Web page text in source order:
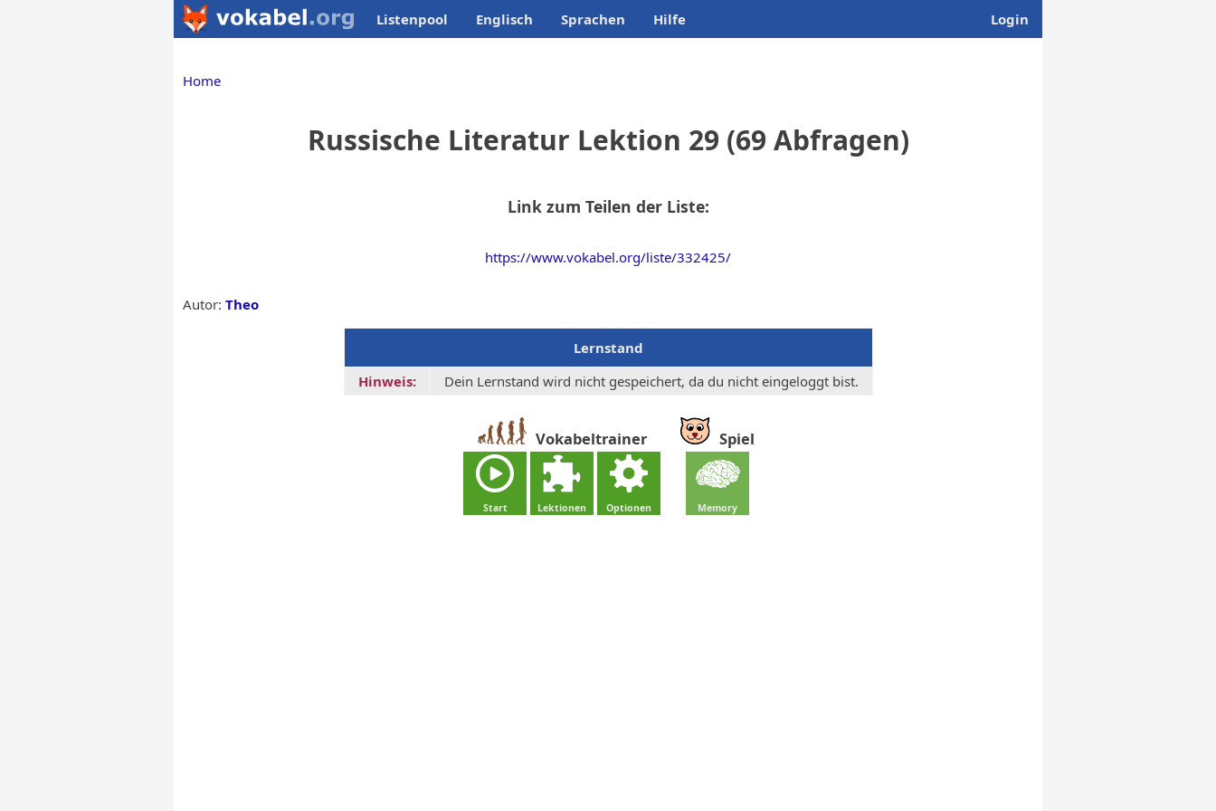
Listenpool Englisch Sprachen Hilfe Login
Home
Russische Literatur Lektion 29 (69 Abfragen)
Link zum Teilen der Liste:
https://www.vokabel.org/liste/332425/
Autor: Theo
Lernstand
Hinweis:
Dein Lernstand wird nicht gespeichert, da du nicht eingeloggt bist.
Vokabeltrainer
Start Lektionen Optionen
Spiel
Memory